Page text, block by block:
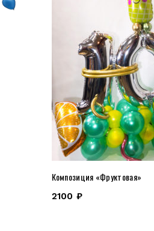
Композиция «Фруктовая»
2100 ₽